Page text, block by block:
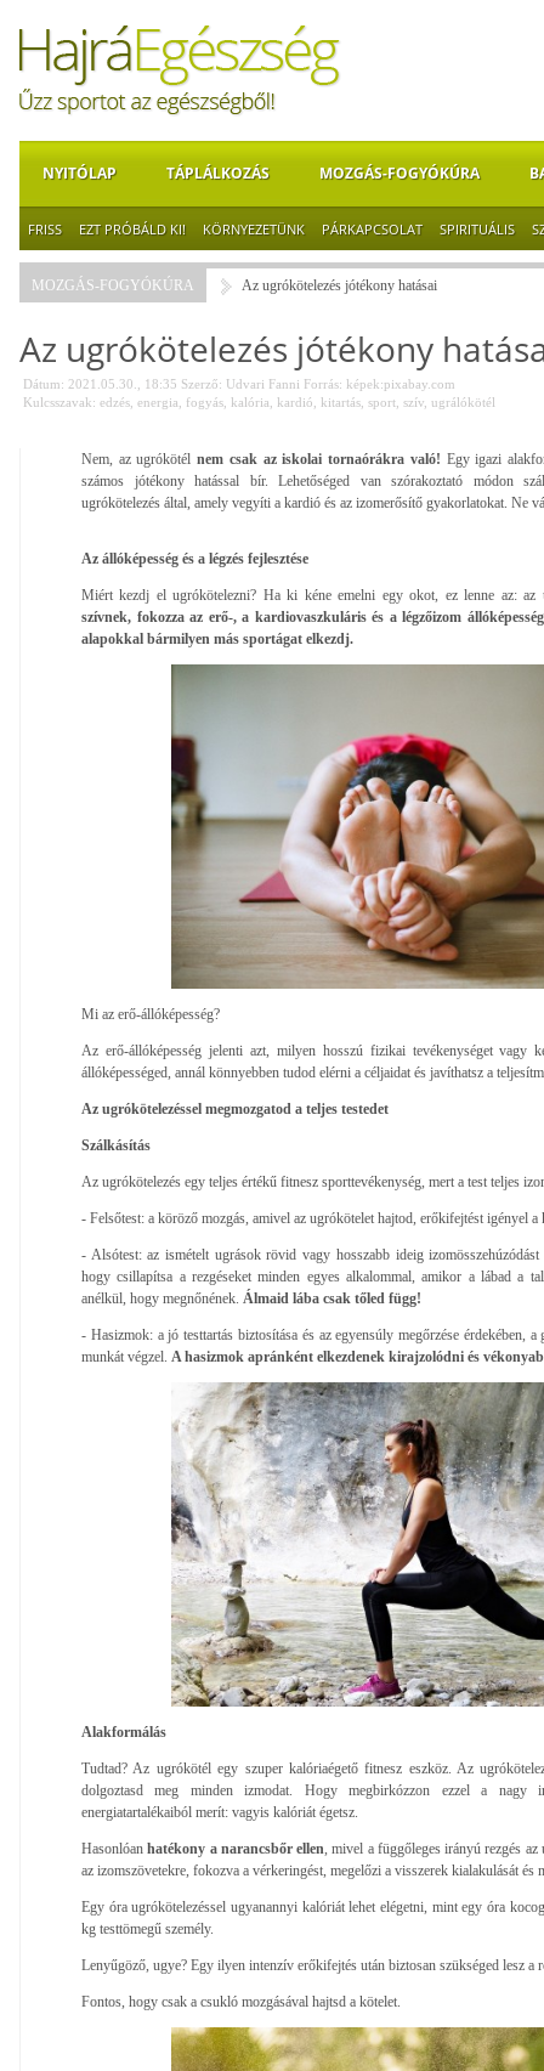
NYITÓLAP TÁPLÁLKOZÁS MOZGÁS-FOGYÓKÚRA
FRISS EZT PRÓBÁLD KI! KÖRNYEZETÜNK PÁRKAPCSOLAT SPIRITUÁLIS
MOZGÁS-FOGYÓKÚRA Az ugrókötelezés jótékony hatásai
Az ugrókötelezés jótékony
Dátum: 2021.05.30., 18:35 Szerző: Udvari Fanni Forrás: képek:pixabay.com
Kulcsszavak: edzés energia fogyás kalória kardió kitartás sport szív ugrálókötél
Nem, az ugrókötélnem csak az iskolai tornaórákra való! Egy igazi
számos jótékony hatással bír. Lehetőséged van szórakoztató módon
ugrókötelezés által, amely vegyíti a kardió és az izomerősítő gyakorlatokat. Ne
Az állóképesség és a légzés fejlesztése
Miért kezdj el ugrókötelezni? Ha ki kéne emelni egy okot, ez lenne az: az
szívnek, fokozza az erő-, a kardiovaszkuláris és a légzőizom
alapokkal bármilyen más sportágat elkezdj.
Mi az erő-állóképesség?
Az erő-állóképesség jelenti azt, milyen hosszú fizikai tevékenységet vagy
állóképességed, annál könnyebben tudod elérni a céljaidat és javíthatsz a
Az ugrókötelezéssel megmozgatod a teljes testedet
Szálkásítás
Az ugrókötelezés egy teljes értékű fitnesz sporttevékenység, mert a test teljes
- Felsőtest: a köröző mozgás, amivel az ugrókötelet hajtod, erőkifejtést igényel
- Alsótest: az ismételt ugrások rövid vagy hosszabb ideig
hogy csillapítsa a rezgéseket minden egyes alkalommal, amikor a lábad a
anélkül, hogy megnőnének. Álmaid lába csak tőled függ!
- Hasizmok: a jó testtartás biztosítása és az egyensúly megőrzése érdekében,
munkát végzel. A hasizmok apránként elkezdenek kirajzolódni és
Alakformálás
Tudtad? Az ugrókötél egy szuper kalóriaégető fitnesz eszköz. Az
dolgoztasd meg minden izmodat. Hogy megbirkózzon ezzel a nagy
energiatartalékaiból merít: vagyis kalóriát égetsz.
Hasonlóan hatékony a narancsbőr ellen , mivel a függőleges irányú rezgés
az izomszövetekre, fokozva a vérkeringést, megelőzi a visszerek kialakulását és
Egy óra ugrókötelezéssel ugyanannyi kalóriát lehet elégetni, mint egy óra
kg testtömegű személy.
Lenyűgöző, ugye? Egy ilyen intenzív erőkifejtés után biztosan szükséged lesz a
Fontos, hogy csak a csukló mozgásával hajtsd a kötelet.